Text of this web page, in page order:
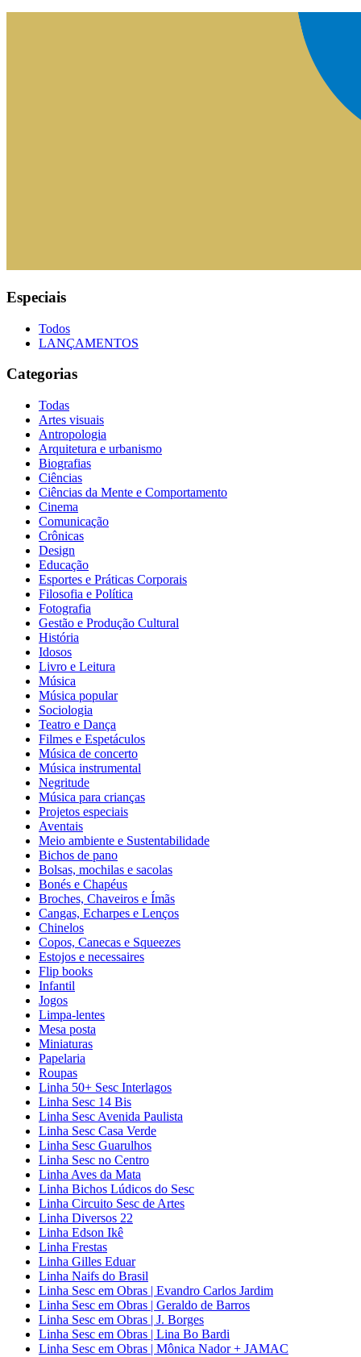
Especiais
Todos
LANÇAMENTOS
Categorias
Todas
Artes visuais
Antropologia
Arquitetura e urbanismo
Biografias
Ciências
Ciências da Mente e Comportamento
Cinema
Comunicação
Crônicas
Design
Educação
Esportes e Práticas Corporais
Filosofia e Política
Fotografia
Gestão e Produção Cultural
História
Idosos
Livro e Leitura
Música
Música popular
Sociologia
Teatro e Dança
Filmes e Espetáculos
Música de concerto
Música instrumental
Negritude
Música para crianças
Projetos especiais
Aventais
Meio ambiente e Sustentabilidade
Bichos de pano
Bolsas, mochilas e sacolas
Bonés e Chapéus
Broches, Chaveiros e Ímãs
Cangas, Echarpes e Lenços
Chinelos
Copos, Canecas e Squeezes
Estojos e necessaires
Flip books
Infantil
Jogos
Limpa-lentes
Mesa posta
Miniaturas
Papelaria
Roupas
Linha 50+ Sesc Interlagos
Linha Sesc 14 Bis
Linha Sesc Avenida Paulista
Linha Sesc Casa Verde
Linha Sesc Guarulhos
Linha Sesc no Centro
Linha Aves da Mata
Linha Bichos Lúdicos do Sesc
Linha Circuito Sesc de Artes
Linha Diversos 22
Linha Edson Ikê
Linha Frestas
Linha Gilles Eduar
Linha Naifs do Brasil
Linha Sesc em Obras | Evandro Carlos Jardim
Linha Sesc em Obras | Geraldo de Barros
Linha Sesc em Obras | J. Borges
Linha Sesc em Obras | Lina Bo Bardi
Linha Sesc em Obras | Mônica Nador + JAMAC